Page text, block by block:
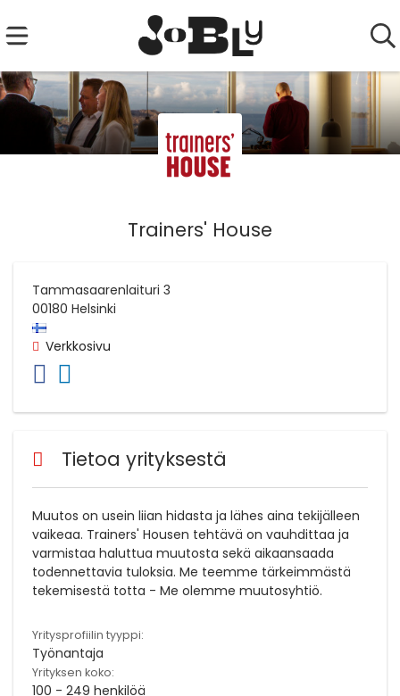
Trainers' House
Tammasaarenlaituri 3
00180 Helsinki
Verkkosivu
Tietoa yrityksestä
Muutos on usein liian hidasta ja lähes aina tekijälleen
vaikeaa. Trainers' Housen tehtävä on vauhdittaa ja
varmistaa haluttua muutosta sekä aikaansaada
todennettavia tuloksia. Me teemme tärkeimmästä
tekemisestä totta - Me olemme muutosyhtiö.
Yritysprofiilin tyyppi:
Työnantaja
Yrityksen koko:
100 - 249 henkilöä